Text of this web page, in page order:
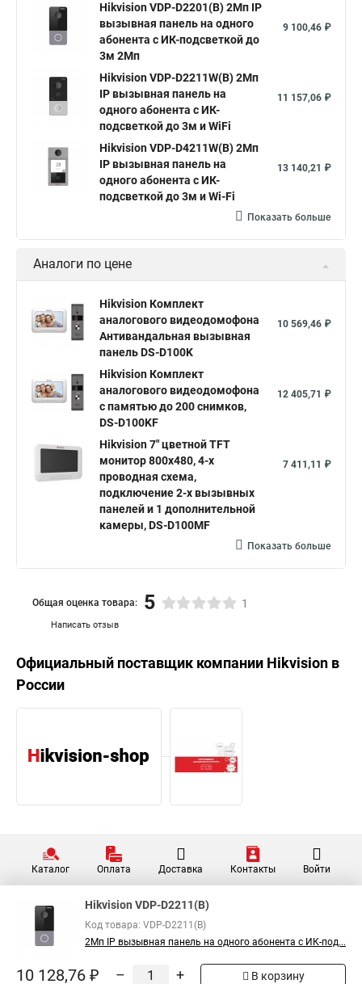
Hikvision VDP-D2201(B) 2Мп IP
вызывная панель на одного
абонента с ИК-подсветкой до
3м 2Мп
9 100,46 ₽
Hikvision VDP-D2211W(B) 2Мп
IP вызывная панель на
одного абонента с ИК-
подсветкой до 3м и WiFi
11 157,06 ₽
Hikvision VDP-D4211W(B) 2Мп
IP вызывная панель на
одного абонента с ИК-
подсветкой до 3м и Wi-Fi
13 140,21 ₽
Показать больше
Аналоги по цене
Hikvision Комплект
аналогового видеодомофона
Антивандальная вызывная
панель DS-D100K
10 569,46 ₽
Hikvision Комплект
аналогового видеодомофона
c памятью до 200 снимков,
DS-D100KF
12 405,71 ₽
Hikvision 7" цветной TFT
монитор 800х480, 4-х
проводная схема,
подключение 2-х вызывных
панелей и 1 дополнительной
камеры, DS-D100MF
7 411,11 ₽
Показать больше
Написать отзыв
Общая оценка товара: 5 1
Официальный поставщик компании Hikvision в
России
Каталог Оплата Доставка Контакты Войти
Hikvision VDP-D2211(B)
Код товара: VDP-D2211(B)
2Мп IP вызывная панель на одного абонента с ИК-под...
10 128,76 ₽ – + В корзину